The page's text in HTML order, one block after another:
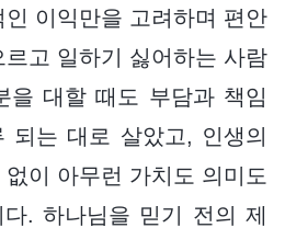
이익만을 고려하며 편안
고 일하기 싫어하는 사람
을 대할 때도 부담과 책임
되는 대로 살았고, 인생의
이 아무런 가치도 의미도
. 하나님을 믿기 전의 제